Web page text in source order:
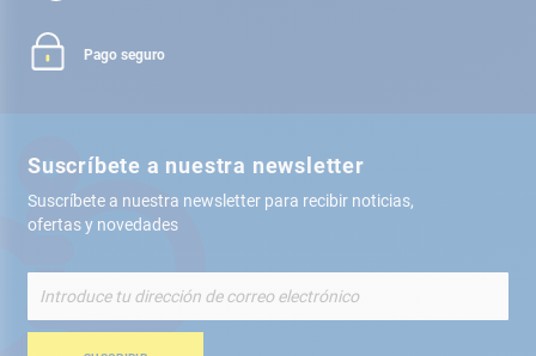
Pago seguro
Suscríbete a nuestra newsletter
Suscríbete a nuestra newsletter para recibir noticias,
ofertas y novedades
nuestro